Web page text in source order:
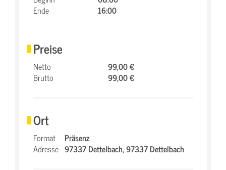
Ende
16:00
Preise
Netto
99,00 €
Brutto
99,00 €
Ort
Format
Präsenz
Adresse 97337 Dettelbach,97337 Dettelbach